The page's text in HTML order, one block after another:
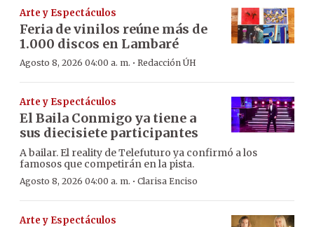
Arte y Espectáculos
Feria de vinilos reúne más de
1.000 discos en Lambaré
Agosto 8, 2026 04:00 a. m. · Redacción ÚH
Arte y Espectáculos
El Baila Conmigo ya tiene a
sus diecisiete participantes
A bailar. El reality de Telefuturo ya confirmó a los
famosos que competirán en la pista.
Agosto 8, 2026 04:00 a. m. · Clarisa Enciso
Arte y Espectáculos